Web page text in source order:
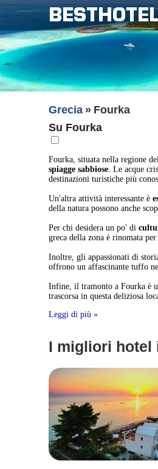
Grecia
Fourka
Su Fourka
Fourka, situata nella regione
spiagge sabbiose. Le acque
destinazioni turistiche più
Un'altra attività interessante è
della natura possono anche
Per chi desidera un po' di
greca della zona è rinomata
Inoltre, gli appassionati di
offrono un affascinante tuffo
Infine, il tramonto a Fourka è
trascorsa in questa deliziosa
Leggi di più »
I migliori hotel